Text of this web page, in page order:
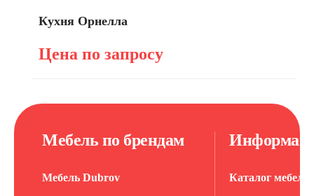
Кухня Орнелла
Цена по запросу
Мебель по брендам
Мебель Dubrov Каталог мебели